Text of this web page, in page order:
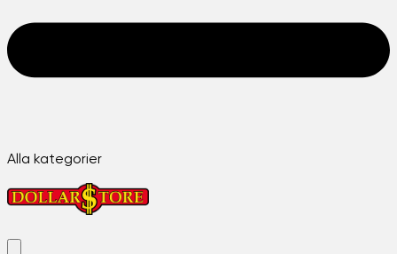
Alla kategorier